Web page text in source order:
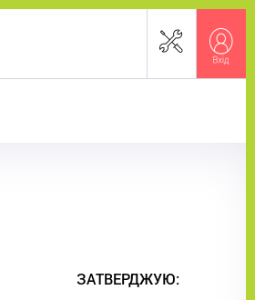
ЗАТВЕРДЖУЮ: